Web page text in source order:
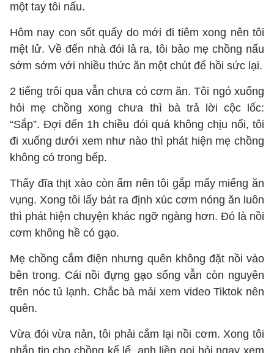
một tay tôi nấu.
Hôm nay con sốt quấy do mới đi tiêm xong nên tôi
mệt lử. Về đến nhà đói lả ra, tôi bảo mẹ chồng nấu
sớm sớm với nhiều thức ăn một chút để hồi sức lại.
2 tiếng trôi qua vẫn chưa có cơm ăn. Tôi ngó xuống
hỏi mẹ chồng xong chưa thì bà trả lời cộc lốc:
“Sắp”. Đợi đến 1h chiều đói quá không chịu nổi, tôi
đi xuống dưới xem như nào thì phát hiện mẹ chồng
không có trong bếp.
Thấy đĩa thịt xào còn ấm nên tôi gắp mấy miếng ăn
vụng. Xong tôi lấy bát ra định xúc cơm nóng ăn luôn
thì phát hiện chuyện khác ngỡ ngàng hơn. Đó là nồi
cơm không hề có gạo.
Mẹ chồng cắm điện nhưng quên không đặt nồi vào
bên trong. Cái nồi đựng gạo sống vẫn còn nguyên
trên nóc tủ lạnh. Chắc bà mải xem video Tiktok nên
quên.
Vừa đói vừa nản, tôi phải cắm lại nồi cơm. Xong tôi
nhắn tin cho chồng kể lể, anh liền gọi hỏi ngay xem